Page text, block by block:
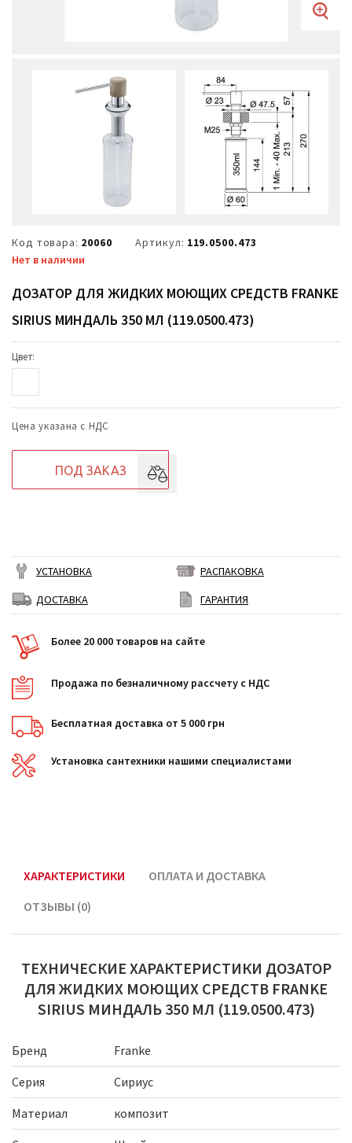
Код товара: 20060 Артикул: 119.0500.473
Нет в наличии
ДОЗАТОР ДЛЯ ЖИДКИХ МОЮЩИХ СРЕДСТВ FRANKE
SIRIUS МИНДАЛЬ 350 МЛ (119.0500.473)
Цвет:
Цена указана с НДС
ПОД ЗАКАЗ
УСТАНОВКА
РАСПАКОВКА
ДОСТАВКА
ГАРАНТИЯ
Более 20 000 товаров на сайте
Продажа по безналичному рассчету с НДС
Бесплатная доставка от 5 000 грн
Установка сантехники нашими специалистами
ХАРАКТЕРИСТИКИ
ОПЛАТА И ДОСТАВКА
ОТЗЫВЫ (0)
ТЕХНИЧЕСКИЕ ХАРАКТЕРИСТИКИ ДОЗАТОР
ДЛЯ ЖИДКИХ МОЮЩИХ СРЕДСТВ FRANKE
SIRIUS МИНДАЛЬ 350 МЛ (119.0500.473)
Бренд
Franke
Серия
Сириус
Материал
композит